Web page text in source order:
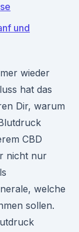
und
wieder
hat das
Dir, warum
CBD
nicht nur
welche
sollen.